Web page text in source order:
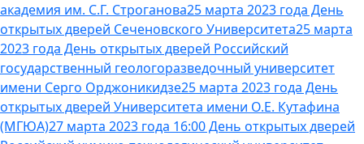
академия им. С.Г. Строганова25 марта 2023 года День
открытых дверей Сеченовского Университета25 марта
2023 года День открытых дверей Российский
государственный геологоразведочный университет
имени Серго Орджоникидзе25 марта 2023 года День
открытых дверей Университета имени О.Е. Кутафина
(МГЮА)27 марта 2023 года 16:00 День открытых дверей